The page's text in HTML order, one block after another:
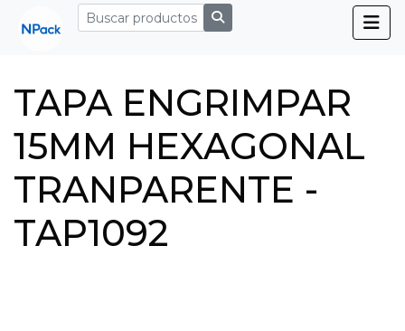
TAPA ENGRIMPAR
15MM HEXAGONAL
TRANPARENTE -
TAP1092